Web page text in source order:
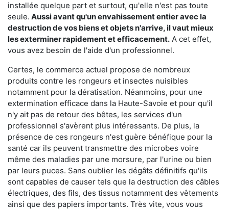
installée quelque part et surtout, qu'elle n'est pas toute
seule. Aussi avant qu'un envahissement entier avec la
destruction de vos biens et objets n'arrive, il vaut mieux
les exterminer rapidement et efficacement. A cet effet,
vous avez besoin de l'aide d'un professionnel.
Certes, le commerce actuel propose de nombreux
produits contre les rongeurs et insectes nuisibles
notamment pour la dératisation. Néanmoins, pour une
extermination efficace dans la Haute-Savoie et pour qu'il
n'y ait pas de retour des bêtes, les services d'un
professionnel s'avèrent plus intéressants. De plus, la
présence de ces rongeurs n'est guère bénéfique pour la
santé car ils peuvent transmettre des microbes voire
même des maladies par une morsure, par l'urine ou bien
par leurs puces. Sans oublier les dégâts définitifs qu'ils
sont capables de causer tels que la destruction des câbles
électriques, des fils, des tissus notamment des vêtements
ainsi que des papiers importants. Très vite, vous vous